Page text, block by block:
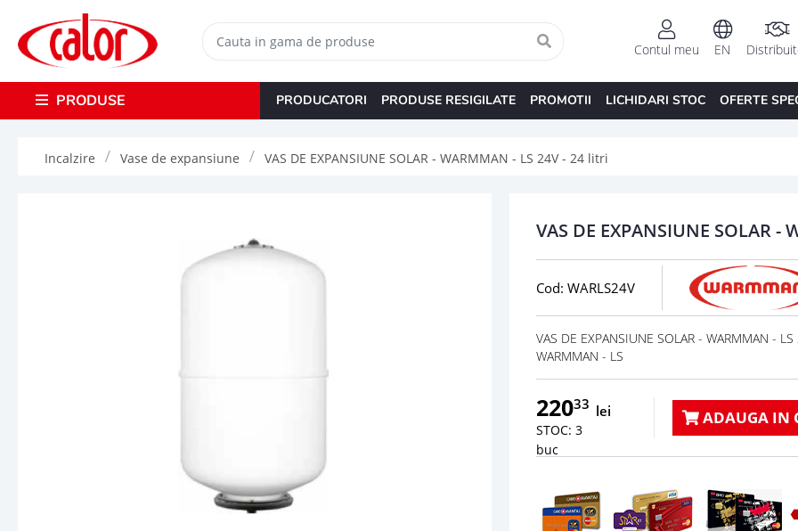
EN
Contul meu
PRODUSE PRODUCATORI PRODUSE RESIGILATE PROMOTII LICHIDARI STOC OFERTE
Incalzire Vase de expansiune VAS DE EXPANSIUNE SOLAR - WARMMAN - LS 24V - 24 litri
VAS DE EXPANSIUNE SOLAR -
Cod: WARLS24V
VAS DE EXPANSIUNE SOLAR - WARMMAN -
WARMMAN - LS
22033 lei
STOC: 3
buc
ADAUGA IN